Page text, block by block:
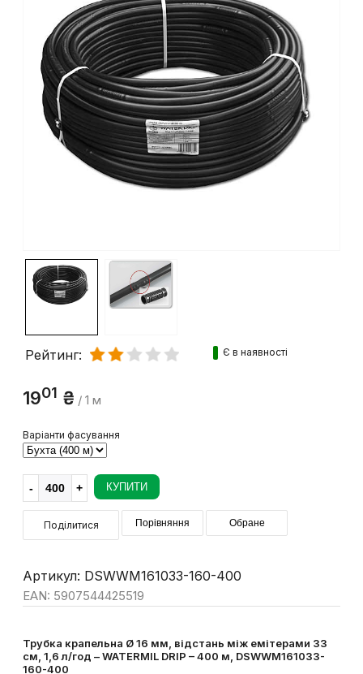
Варіанти фасування
Артикул: DSWWM161033-160-400
Трубка крапельна Ø 16 мм, відстань між емітерами 33